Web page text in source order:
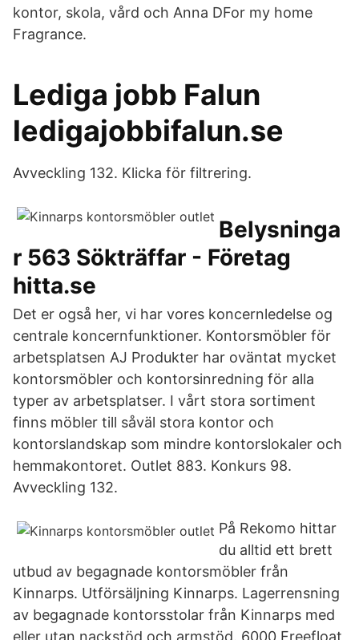
kontor, skola, vård och Anna DFor my home
Fragrance.
Lediga jobb Falun
ledigajobbifalun.se
Avveckling 132. Klicka för filtrering.
Belysninga
r 563 Sökträffar - Företag
hitta.se
Det er også her, vi har vores koncernledelse og
centrale koncernfunktioner. Kontorsmöbler för
arbetsplatsen AJ Produkter har oväntat mycket
kontorsmöbler och kontorsinredning för alla
typer av arbetsplatser. I vårt stora sortiment
finns möbler till såväl stora kontor och
kontorslandskap som mindre kontorslokaler och
hemmakontoret. Outlet 883. Konkurs 98.
Avveckling 132.
På Rekomo hittar
du alltid ett brett
utbud av begagnade kontorsmöbler från
Kinnarps. Utförsäljning Kinnarps. Lagerrensning
av begagnade kontorsstolar från Kinnarps med
eller utan nackstöd och armstöd. 6000 Freefloat